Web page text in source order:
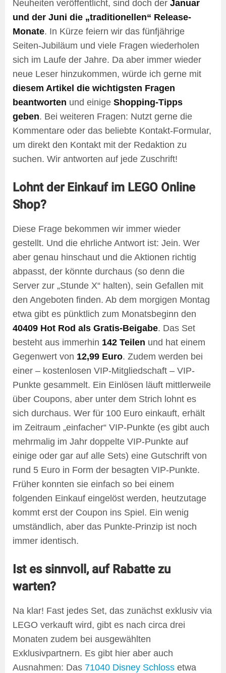
Neuheiten veröffentlicht, sind doch der Januar
und der Juni die „traditionellen“ Release-
Monate. In Kürze feiern wir das fünfjährige
Seiten-Jubiläum und viele Fragen wiederholen
sich im Laufe der Jahre. Da aber immer wieder
neue Leser hinzukommen, würde ich gerne mit
diesem Artikel die wichtigsten Fragen
beantworten und einige Shopping-Tipps
geben. Bei weiteren Fragen: Nutzt gerne die
Kommentare oder das beliebte Kontakt-Formular,
um direkt den Kontakt mit der Redaktion zu
suchen. Wir antworten auf jede Zuschrift!
Lohnt der Einkauf im LEGO Online
Shop?
Diese Frage bekommen wir immer wieder
gestellt. Und die ehrliche Antwort ist: Jein. Wer
aber genau hinschaut und die Aktionen richtig
abpasst, der könnte durchaus (so denn die
Server zur „Stunde X“ halten), sein Gefallen mit
den Angeboten finden. Ab dem morgigen Montag
etwa gibt es pünktlich zum Monatsbeginn den
40409 Hot Rod als Gratis-Beigabe. Das Set
besteht aus immerhin 142 Teilen und hat einem
Gegenwert von 12,99 Euro. Zudem werden bei
einer – kostenlosen VIP-Mitgliedschaft – VIP-
Punkte gesammelt. Ein Einlösen läuft mittlerweile
über Coupons, aber unter dem Strich lohnt es
sich durchaus. Wer für 100 Euro einkauft, erhält
im Zeitraum „einfacher“ VIP-Punkte (es gibt auch
mehrmalig im Jahr doppelte VIP-Punkte auf
einige oder gar auf alle Sets) eine Gutschrift von
rund 5 Euro in Form der besagten VIP-Punkte.
Früher konnten sie einfach so bei einem
folgenden Einkauf eingelöst werden, heutzutage
kommt erst der Coupon ins Spiel. Ein wenig
umständlich, aber das Punkte-Prinzip ist noch
immer identisch.
Ist es sinnvoll, auf Rabatte zu
warten?
Na klar! Fast jedes Set, das zunächst exklusiv via
LEGO verkauft wird, gibt es nach circa drei
Monaten zudem bei ausgewählten
Exklusivpartnern. Es gibt hier aber auch
Ausnahmen: Das 71040 Disney Schloss etwa